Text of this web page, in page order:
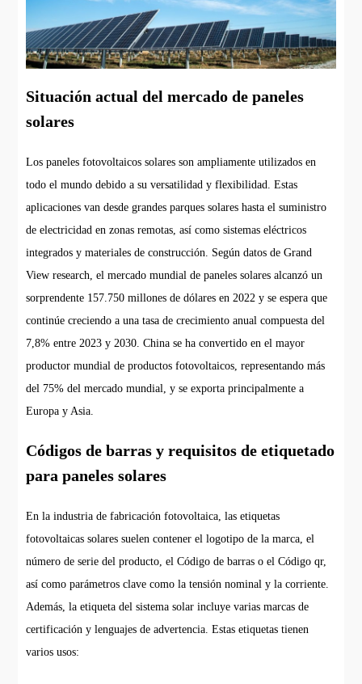
Situación actual del mercado de paneles
solares
Los paneles fotovoltaicos solares son ampliamente utilizados en
todo el mundo debido a su versatilidad y flexibilidad. Estas
aplicaciones van desde grandes parques solares hasta el suministro
de electricidad en zonas remotas, así como sistemas eléctricos
integrados y materiales de construcción. Según datos de Grand
View research, el mercado mundial de paneles solares alcanzó un
sorprendente 157.750 millones de dólares en 2022 y se espera que
continúe creciendo a una tasa de crecimiento anual compuesta del
7,8% entre 2023 y 2030. China se ha convertido en el mayor
productor mundial de productos fotovoltaicos, representando más
del 75% del mercado mundial, y se exporta principalmente a
Europa y Asia.
Códigos de barras y requisitos de etiquetado
para paneles solares
En la industria de fabricación fotovoltaica, las etiquetas
fotovoltaicas solares suelen contener el logotipo de la marca, el
número de serie del producto, el Código de barras o el Código qr,
así como parámetros clave como la tensión nominal y la corriente.
Además, la etiqueta del sistema solar incluye varias marcas de
certificación y lenguajes de advertencia. Estas etiquetas tienen
varios usos: